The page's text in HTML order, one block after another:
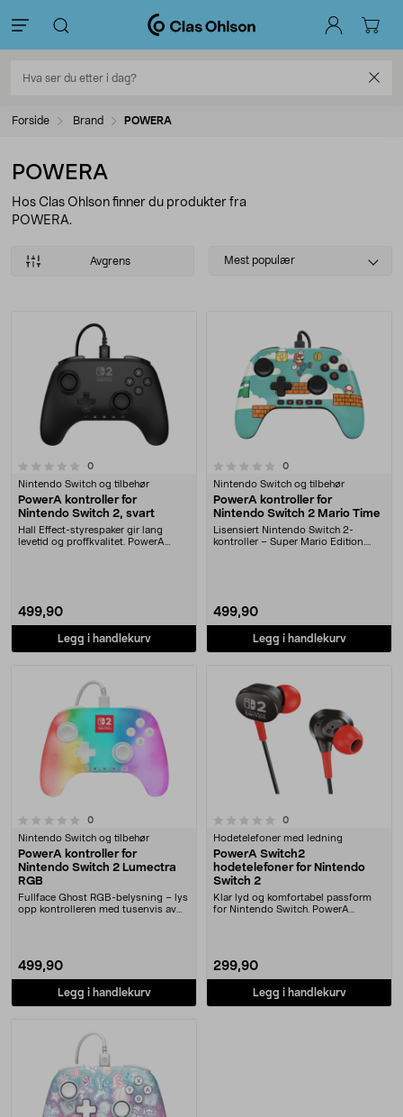
Forside Brand POWERA
POWERA
Hos Clas Ohlson finner du produkter fra
POWERA.
Avgrens
Select
Mest populær
Produkter
0anmeldelser
Nintendo Switch og tilbehør
PowerA kontroller for
Nintendo Switch 2, svart
Hall Effect-styrespaker gir lang
levetid og proffkvalitet. PowerA
499,90
Legg i handlekurv
0.0 av 5 stjerner 0anmeldelser
Nintendo Switch og tilbehør
PowerA kontroller for
Nintendo Switch 2 Mario Time
Lisensiert Nintendo Switch 2-
kontroller – Super Mario Edition.
499,90
Legg i handlekurv
0anmeldelser
Nintendo Switch og tilbehør
PowerA kontroller for
Nintendo Switch 2 Lumectra
RGB
Fullface Ghost RGB-belysning – lys
opp kontrolleren med tusenvis av
499,90
Legg i handlekurv
0.0 av 5 stjerner 0anmeldelser
Hodetelefoner med ledning
PowerA Switch2
hodetelefoner for Nintendo
Switch 2
Klar lyd og komfortabel passform
for Nintendo Switch. PowerA
299,90
Legg i handlekurv